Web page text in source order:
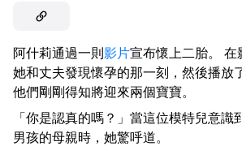
阿什莉通過一則 影片宣布懷上二胎。 在
她和丈夫發現懷孕的那一刻，然後播放
他們剛剛得知將迎來兩個寶寶。
「你是認真的嗎？」當這位模特兒意識
男孩的母親時，她驚呼道。